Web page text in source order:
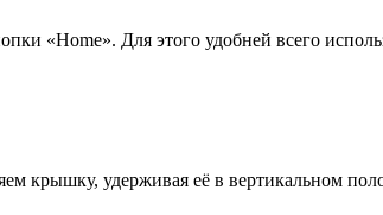
«Home». Для этого удобней всего
крышку, удерживая её в вертикальном